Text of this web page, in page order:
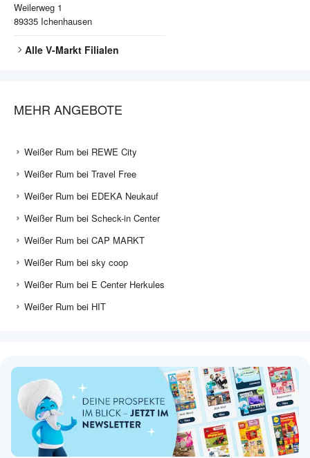
Weilerweg 1
89335 Ichenhausen
Alle V-Markt Filialen
MEHR ANGEBOTE
Weißer Rum bei REWE City
Weißer Rum bei Travel Free
Weißer Rum bei EDEKA Neukauf
Weißer Rum bei Scheck-in Center
Weißer Rum bei CAP MARKT
Weißer Rum bei sky coop
Weißer Rum bei E Center Herkules
Weißer Rum bei HIT